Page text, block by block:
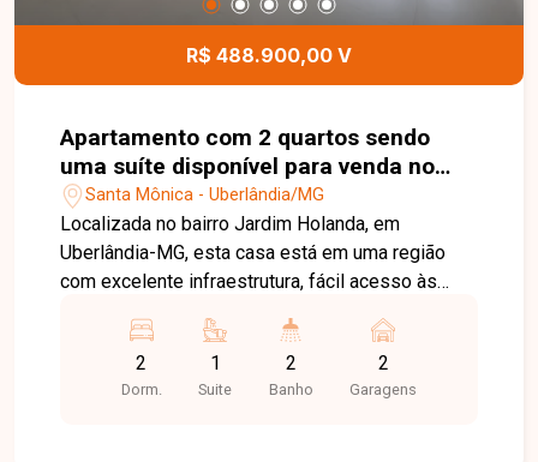
apartamento moderno, completo e muito bem
localizado no bairro Santa Mônica. Agende uma
visita e venha conhecer todos os detalhes deste
R$ 488.900,00 V
Apartamento com 2 quartos sendo
uma suíte disponível para venda no
bairro Santa Mônica em Uberlândia -
MG
Santa Mônica - Uberlândia/MG
Localizada no bairro Jardim Holanda, em
Uberlândia-MG, esta casa está em uma região
com excelente infraestrutura, fácil acesso às
supermercados, escolas, farmácias, comércios e
diversos serviços, proporcionando praticidade,
conforto e qualidade de vida para toda a família.
2
Dorm.
1
Suite
2
Banho
2
Garagens